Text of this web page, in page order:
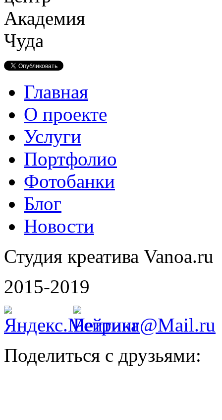
Главная
О проекте
Услуги
Портфолио
Фотобанки
Блог
Новости
Студия креатива Vanoa.ru
2015-2019
Поделиться с друзьями: